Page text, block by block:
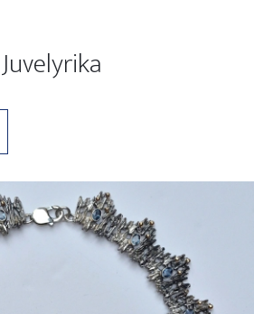
Juvelyrika